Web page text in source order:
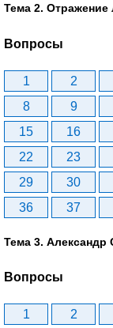
Тема 2. Отражение
Вопросы
1 2
8
9
15
16
22
23
29
30
36
37
Тема 3. Александр
Вопросы
1 2